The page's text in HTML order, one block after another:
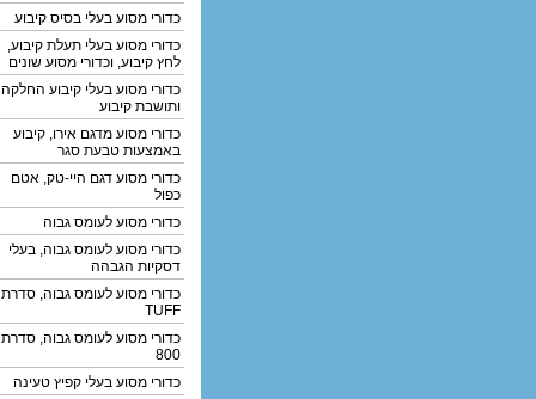
כדורי מסוע בעלי בסיס קיבוע
כדורי מסוע בעלי תעלת קיבוע,
לחץ קיבוע, וכדורי מסוע שונים
כדורי מסוע בעלי קיבוע החלקה
ותושבת קיבוע
כדורי מסוע מדגם אירו, קיבוע
באמצעות טבעת סגר
כדורי מסוע דגם היי-טק, אטם
כפול
כדורי מסוע לעומס גבוה
כדורי מסוע לעומס גבוה, בעלי
דסקיות הגבהה
כדורי מסוע לעומס גבוה, סדרת
TUFF
כדורי מסוע לעומס גבוה, סדרת
800
כדורי מסוע בעלי קפיץ טעינה